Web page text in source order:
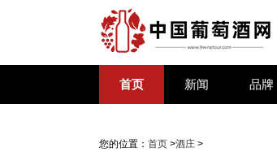
首页 新闻 品牌
您的位置： 首页 >酒庄 >